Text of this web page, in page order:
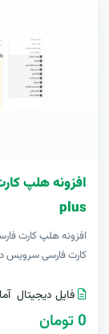
plus
کارت فارسی سرویس
فایل دیجیتال
0 تومان